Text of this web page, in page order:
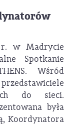
r. w Madrycie
Spotkanie
Wśród
do sieci.
była
Koordynatora